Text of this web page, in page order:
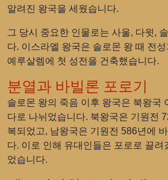
알려진 왕국을 세웠습니다.
그 당시 중요한 인물로는 사울, 다윗,
다. 이스라엘 왕국은 솔로몬 왕 때 전
예루살렘에 첫 성전을 건축했습니다.
분열과 바빌론 포로기
솔로몬 왕의 죽음 이후 왕국은 북왕국
다로 나뉘었습니다. 북왕국은 기원전
복되었고, 남왕국은 기원전 586년에
다. 이로 인해 유대인들은 포로로 끌려
었습니다.